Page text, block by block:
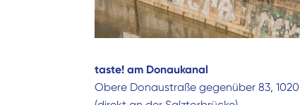
taste! am Donaukanal
Obere Donaustraße gegenüber 83,